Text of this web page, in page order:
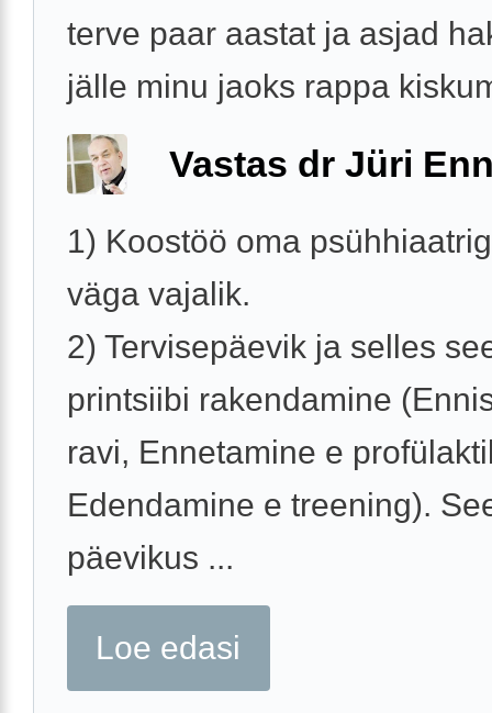
terve paar aastat ja asjad
jälle minu jaoks rappa
Vastas dr Jüri
1) Koostöö oma
väga vajalik.
2) Tervisepäevik ja selles
printsiibi rakendamine
ravi, Ennetamine e
Edendamine e treening).
päevikus ...
Loe edasi